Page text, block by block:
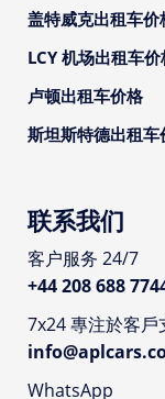
盖特威克出租车价
LCY 机场出租车价
卢顿出租车价格
斯坦斯特德出租车
联系我们
客户服务 24/7
+44 208 688
7x24 專注於客戶
WhatsApp